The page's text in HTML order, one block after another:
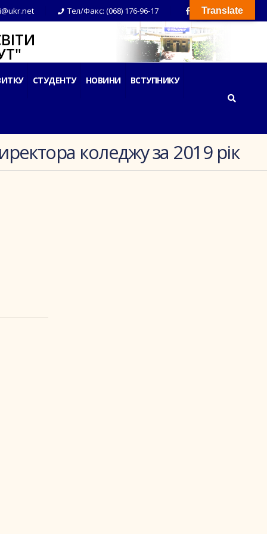
Тел/Факс: (068) 176-96-17
СТУДЕНТУ НОВИНИ ВСТУПНИКУ
коледжу за 2019 рік
Translate